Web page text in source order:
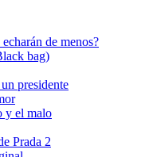
de menos?
bag)
presidente
y el malo
Prada 2